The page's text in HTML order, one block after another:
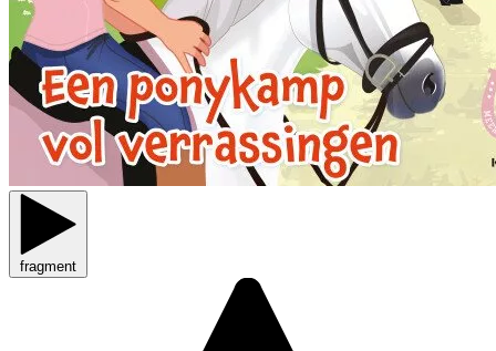
fragment